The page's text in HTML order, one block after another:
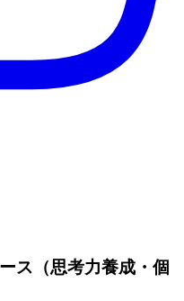
ス（思考力養成・個